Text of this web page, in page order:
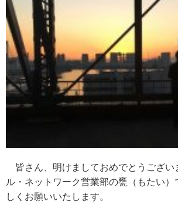
皆さん、明けましておめでとうござい
ル・ネットワーク営業部の甕（もたい）
しくお願いいたします。